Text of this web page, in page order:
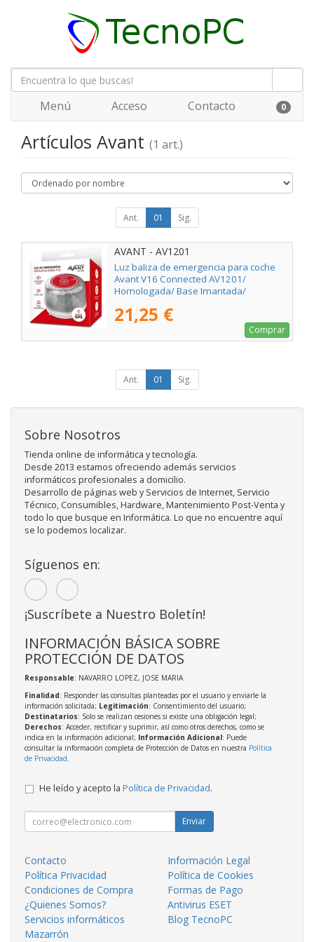
Menú Acceso Contacto 0
Artículos Avant (1 art.)
Ant. 01 Sig.
AVANT - AV1201
Luz baliza de emergencia para coche
Avant V16 Connected AV1201/
Homologada/ Base Imantada/
21,25 €
Comprar
Ant. 01 Sig.
Sobre Nosotros
Tienda online de informática y tecnología.
Desde 2013 estamos ofreciendo además servicios
informáticos profesionales a domicilio.
Desarrollo de páginas web y Servicios de Internet, Servicio
Técnico, Consumibles, Hardware, Mantenimiento Post-Venta y
todo lo que busque en Informática. Lo que no encuentre aquí
se lo podemos localizar.
Síguenos en:
¡Suscríbete a Nuestro Boletín!
INFORMACIÓN BÁSICA SOBRE
PROTECCIÓN DE DATOS
Responsable: NAVARRO LOPEZ, JOSE MARIA
Finalidad: Responder las consultas planteadas por el usuario y enviarle la
información solicitada; Legitimación: Consentimiento del usuario;
Destinatarios: Solo se realizan cesiones si existe una obligación legal;
Derechos: Acceder, rectificar y suprimir, así como otros derechos, como se
indica en la información adicional; Información Adicional: Puede
consultar la información completa de Protección de Datos en nuestra Política
de Privacidad.
He leído y acepto la Política de Privacidad.
Enviar
Contacto
Información Legal
Política Privacidad
Política de Cookies
Condiciones de Compra
Formas de Pago
¿Quienes Somos?
Antivirus ESET
Servicios informáticos
Mazarrón
Blog TecnoPC